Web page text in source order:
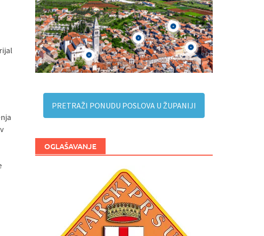
PRETRAŽI PONUDU POSLOVA U ŽUPANIJI
OGLAŠAVANJE